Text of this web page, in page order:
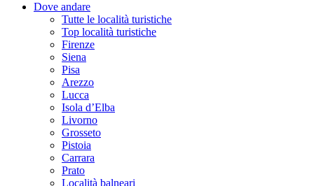
Dove andare
Tutte le località turistiche
Top località turistiche
Firenze
Siena
Pisa
Arezzo
Lucca
Isola d’Elba
Livorno
Grosseto
Pistoia
Carrara
Prato
Località balneari